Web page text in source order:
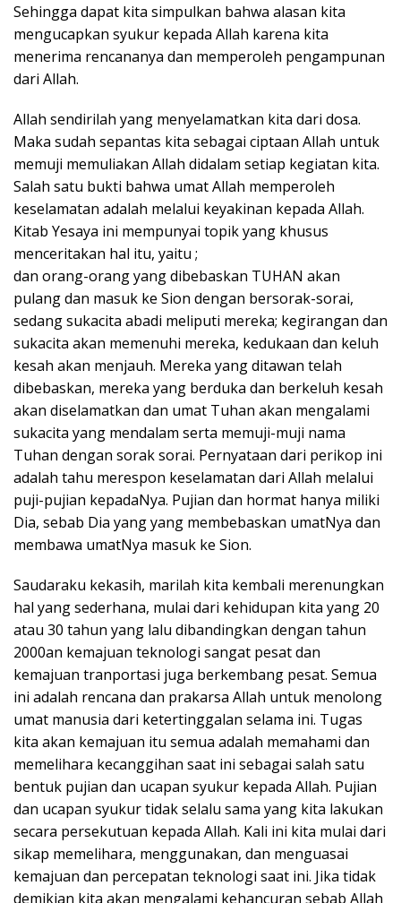
Sehingga dapat kita simpulkan bahwa alasan kita
mengucapkan syukur kepada Allah karena kita
menerima rencananya dan memperoleh pengampunan
dari Allah.
Allah sendirilah yang menyelamatkan kita dari dosa.
Maka sudah sepantas kita sebagai ciptaan Allah untuk
memuji memuliakan Allah didalam setiap kegiatan kita.
Salah satu bukti bahwa umat Allah memperoleh
keselamatan adalah melalui keyakinan kepada Allah.
Kitab Yesaya ini mempunyai topik yang khusus
menceritakan hal itu, yaitu ;
dan orang-orang yang dibebaskan TUHAN akan
pulang dan masuk ke Sion dengan bersorak-sorai,
sedang sukacita abadi meliputi mereka; kegirangan dan
sukacita akan memenuhi mereka, kedukaan dan keluh
kesah akan menjauh. Mereka yang ditawan telah
dibebaskan, mereka yang berduka dan berkeluh kesah
akan diselamatkan dan umat Tuhan akan mengalami
sukacita yang mendalam serta memuji-muji nama
Tuhan dengan sorak sorai. Pernyataan dari perikop ini
adalah tahu merespon keselamatan dari Allah melalui
puji-pujian kepadaNya. Pujian dan hormat hanya miliki
Dia, sebab Dia yang yang membebaskan umatNya dan
membawa umatNya masuk ke Sion.
Saudaraku kekasih, marilah kita kembali merenungkan
hal yang sederhana, mulai dari kehidupan kita yang 20
atau 30 tahun yang lalu dibandingkan dengan tahun
2000an kemajuan teknologi sangat pesat dan
kemajuan tranportasi juga berkembang pesat. Semua
ini adalah rencana dan prakarsa Allah untuk menolong
umat manusia dari ketertinggalan selama ini. Tugas
kita akan kemajuan itu semua adalah memahami dan
memelihara kecanggihan saat ini sebagai salah satu
bentuk pujian dan ucapan syukur kepada Allah. Pujian
dan ucapan syukur tidak selalu sama yang kita lakukan
secara persekutuan kepada Allah. Kali ini kita mulai dari
sikap memelihara, menggunakan, dan menguasai
kemajuan dan percepatan teknologi saat ini. Jika tidak
demikian kita akan mengalami kehancuran sebab Allah